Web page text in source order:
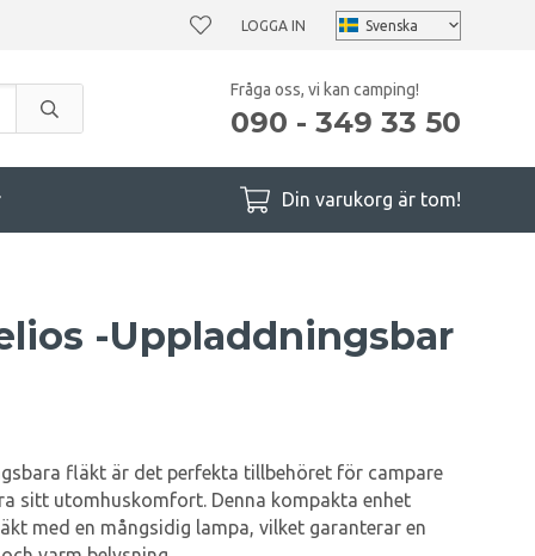
LOGGA IN
Fråga oss, vi kan camping!
090 - 349 33 50
Din varukorg är tom!
-Uppladdningsbar
fläkt är det perfekta tillbehöret för campare
sitt utomhuskomfort. Denna kompakta enhet
med en mångsidig lampa, vilket garanterar en